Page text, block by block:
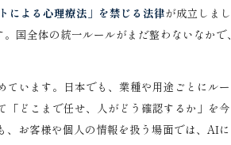
による心理療法」を禁じる法律が成立しまし
国全体の統一ルールがまだ整わないなかで、
います。日本でも、業種や用途ごとにルー
どこまで任せ、人がどう確認するか」を今
お客様や個人の情報を扱う場面では、AIに